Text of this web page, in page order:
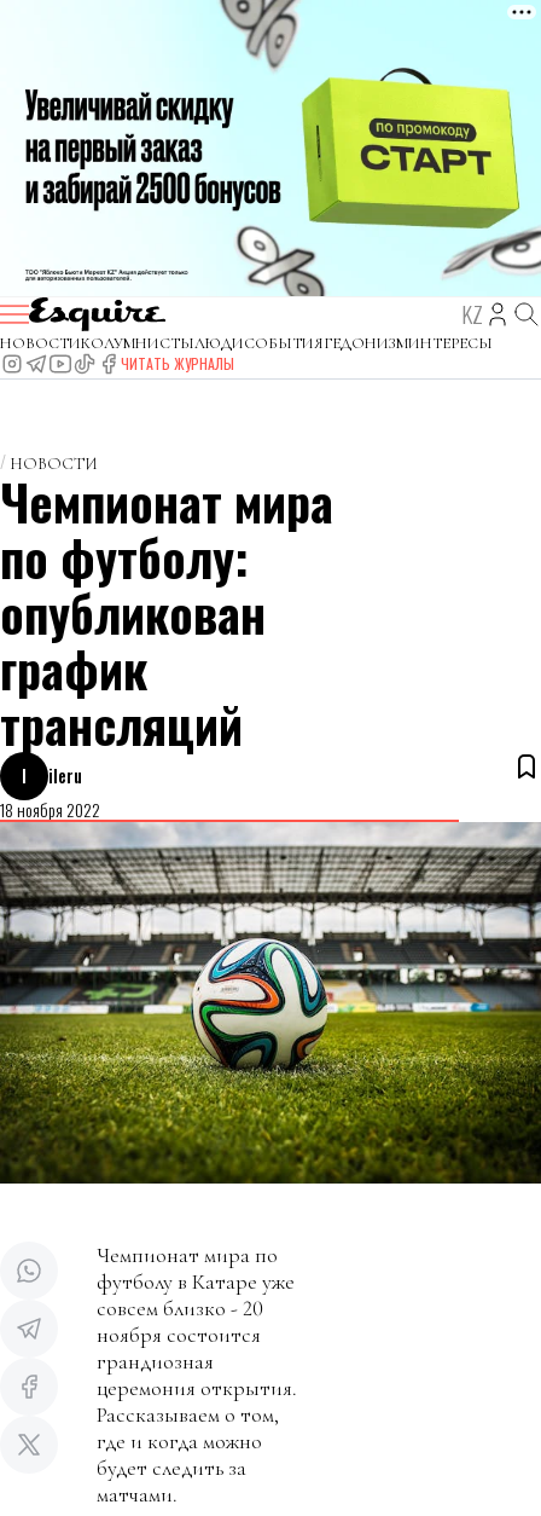
KZ
НОВОСТИКОЛУМНИСТЫЛЮДИСОБЫТИЯГЕДОНИЗМИНТЕРЕСЫ
ЧИТАТЬ ЖУРНАЛЫ
НОВОСТИ
Чемпионат мира
по футболу:
опубликован
график
трансляций
I
ileru
18 ноября 2022
Чемпионат мира по
футболу в Катаре уже
совсем близко - 20
ноября состоится
грандиозная
церемония открытия.
Рассказываем о том,
где и когда можно
будет следить за
матчами.